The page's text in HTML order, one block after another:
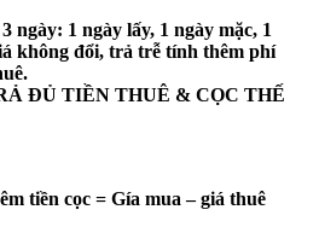
ngày: 1 ngày lấy, 1 ngày mặc, 1
không đổi, trả trễ tính thêm phí
ĐỦ TIỀN THUÊ & CỌC THẾ
tiền cọc = Gía mua – giá thuê